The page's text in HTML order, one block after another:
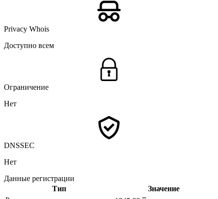
Privacy Whois
Доступно всем
Ограничение
Нет
DNSSEC
Нет
Данные регистрации
Тип
Значение